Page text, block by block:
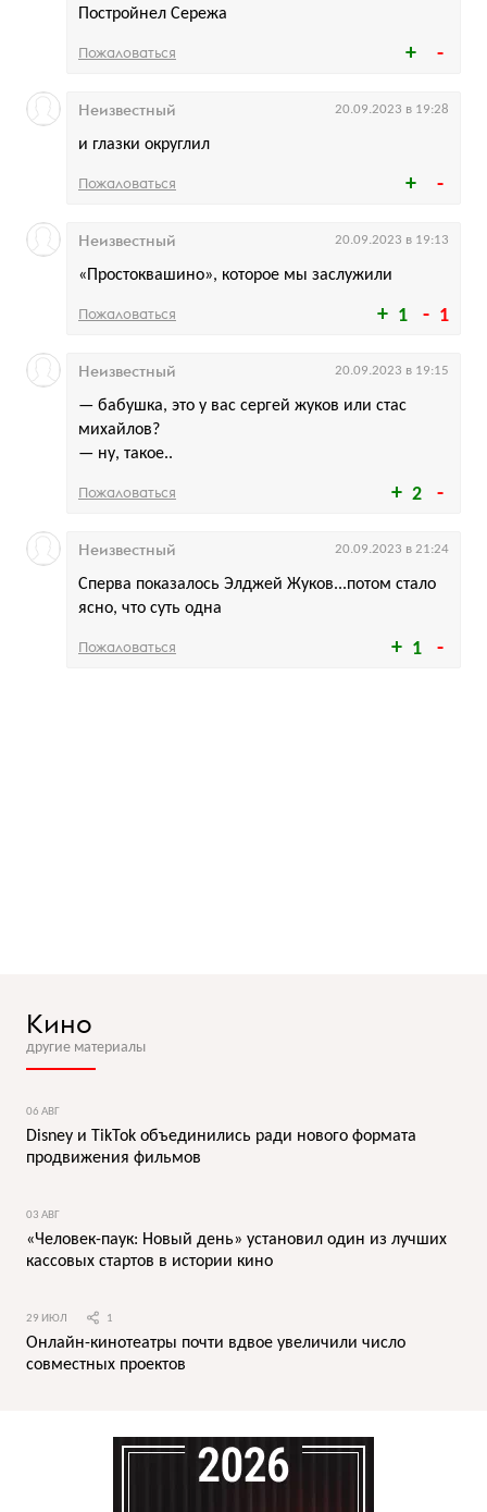
Постройнел Сережа
Пожаловаться
и глазки округлил
Неизвестный 20.09.2023 в 19:28
Пожаловаться
1 1
«Простоквашино», которое мы заслужили
Неизвестный 20.09.2023 в 19:13
Пожаловаться
2
— бабушка, это у вас сергей жуков или стас
михайлов?
— ну, такое..
Неизвестный 20.09.2023 в 19:15
Пожаловаться
1
Сперва показалось Элджей Жуков...потом стало
ясно, что суть одна
Неизвестный 20.09.2023 в 21:24
Пожаловаться
Кино
другие материалы
06 АВГ
Disney и TikTok объединились ради нового формата
продвижения фильмов
03 АВГ
«Человек-паук: Новый день» установил один из лучших
кассовых стартов в истории кино
29 ИЮЛ 1
Онлайн-кинотеатры почти вдвое увеличили число
совместных проектов